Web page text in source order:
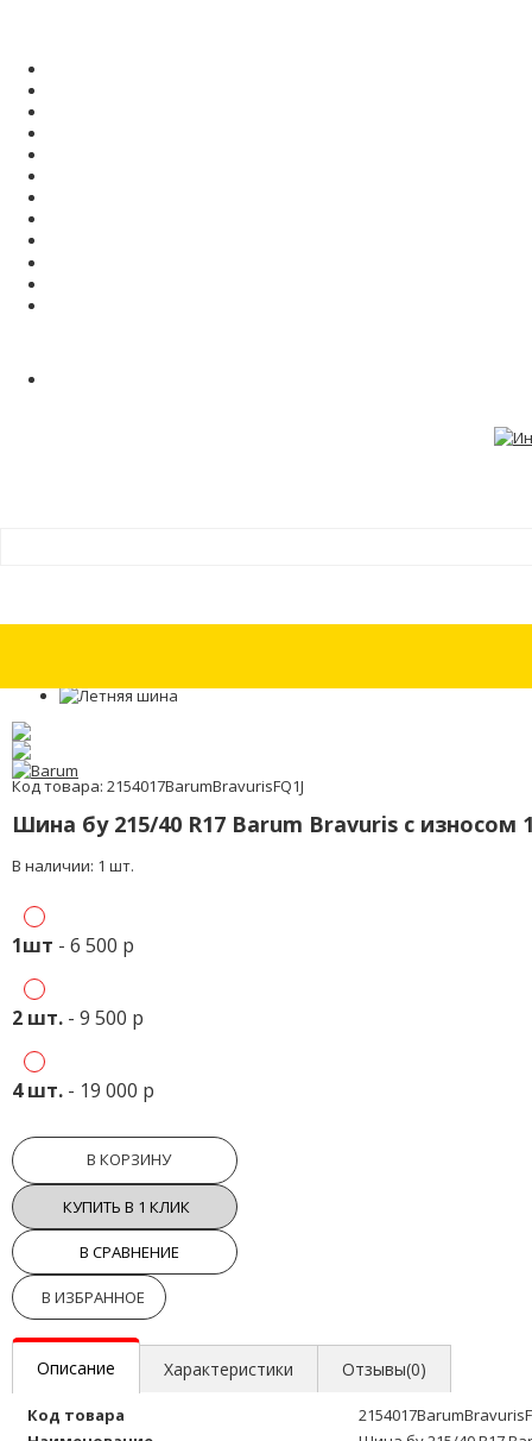
Код товара: 2154017BarumBravurisFQ1J
Шина бу 215/40 R17 Barum Bravuris с износом
В наличии: 1 шт.
1шт - 6 500 р
2 шт. - 9 500 р
4 шт. - 19 000 р
В КОРЗИНУ
КУПИТЬ В 1 КЛИК
В СРАВНЕНИЕ
В ИЗБРАННОЕ
Описание Характеристики Отзывы(0)
Код товара